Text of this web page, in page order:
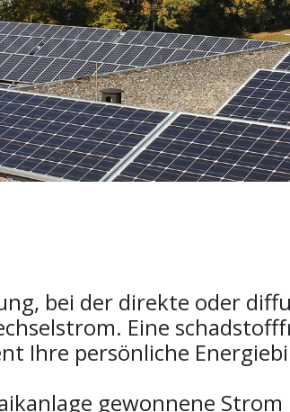
bei der direkte oder
Eine
Ihre persönliche
gewonnene